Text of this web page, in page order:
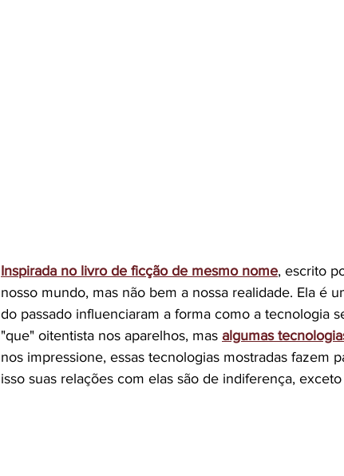
Inspirada no livro de ficção de mesmo nome, escrito
nosso mundo, mas não bem a nossa realidade. Ela é
do passado influenciaram a forma como a tecnologia
"que" oitentista nos aparelhos, mas algumas
nos impressione, essas tecnologias mostradas fazem
isso suas relações com elas são de indiferença,